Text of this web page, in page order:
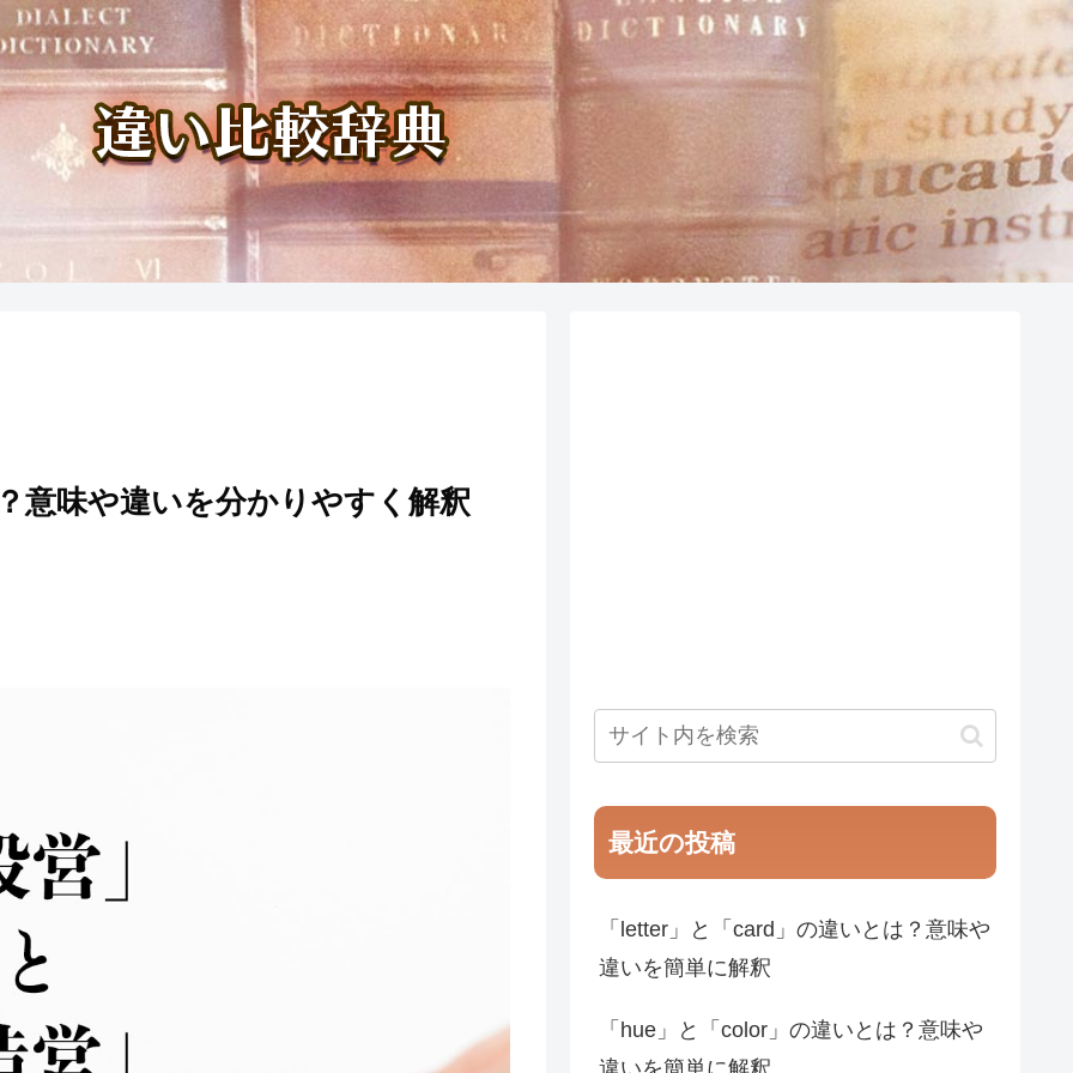
意味や違いを分かりやすく解釈
最近の投稿
「letter」と「card」の違いとは？意味や
違いを簡単に解釈
「hue」と「color」の違いとは？意味や